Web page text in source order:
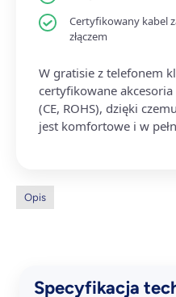
Certyfikowany kabel
złączem
W gratisie z telefonem
certyfikowane akcesoria
(CE, ROHS), dzięki
jest komfortowe i w
Opis
Specyfikacja